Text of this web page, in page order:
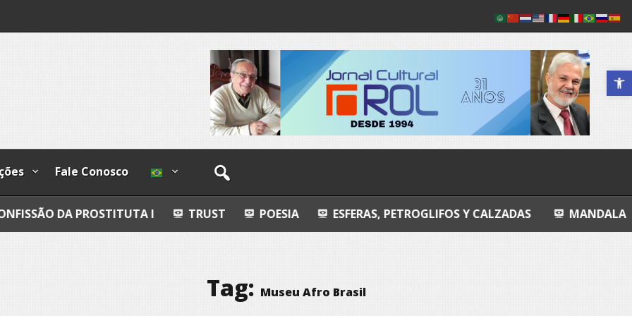
Abrir a
Fale Conosco
I TRUST POESIA ESFERAS, PETROGLIFOS Y CALZADAS MANDALA
Tag: Museu Afro Brasil